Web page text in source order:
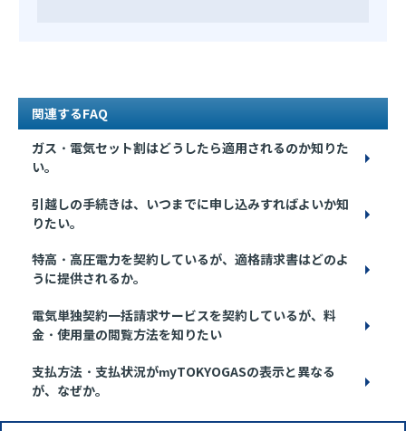
関連するFAQ
ガス・電気セット割はどうしたら適用されるのか知りた
い。
引越しの手続きは、いつまでに申し込みすればよいか知
りたい。
特高・高圧電力を契約しているが、適格請求書はどのよ
うに提供されるか。
電気単独契約一括請求サービスを契約しているが、料
金・使用量の閲覧方法を知りたい
支払方法・支払状況がmyTOKYOGASの表示と異なる
が、なぜか。